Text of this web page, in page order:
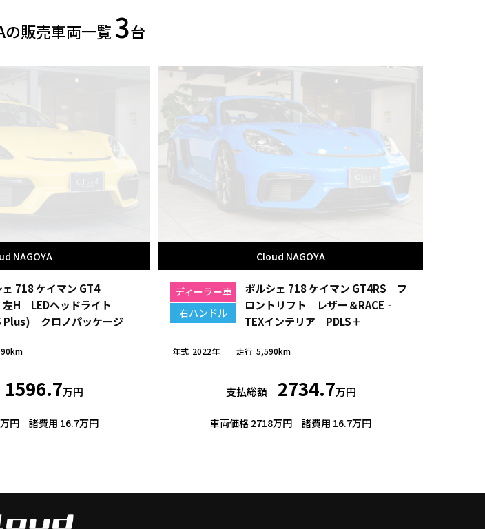
の販売車両一覧 3台
NAGOYA
ェ 718 ケイマン GT4
H LEDヘッドライト
Plus) クロノパッケージ
1596.7万円
円 諸費用 16.7万円
Cloud NAGOYA
ディーラー車
右ハンドル
ポルシェ 718 ケイマン GT4RS フ
ロントリフト レザー＆RACE‐
TEXインテリア PDLS＋
年式 2022年 走行 5,590km
支払総額 2734.7万円
車両価格 2718万円 諸費用 16.7万円